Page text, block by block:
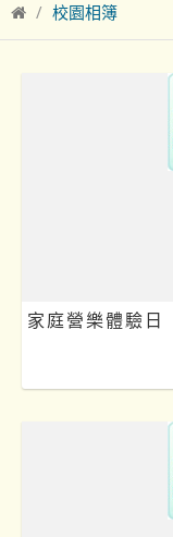
校園相簿
家庭營樂體驗日